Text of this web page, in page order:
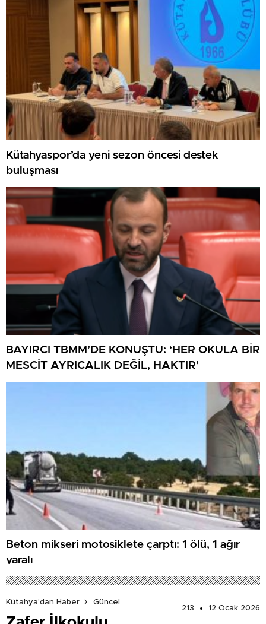
Kütahyaspor’da yeni sezon öncesi destek
buluşması
BAYIRCI TBMM’DE KONUŞTU: ‘HER OKULA BİR
MESCİT AYRICALIK DEĞİL, HAKTIR’
Beton mikseri motosiklete çarptı: 1 ölü, 1 ağır
yaralı
Kütahya'dan Haber
Güncel
213
12 Ocak 2026